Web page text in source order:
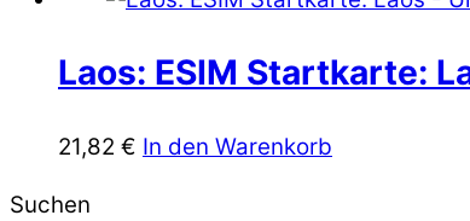
Laos: ESIM Startkarte:
21,82 € In den Warenkorb
Suchen